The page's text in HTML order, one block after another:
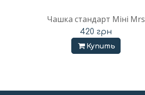
Чашка стандарт Міні Mrs
420 грн
Купить